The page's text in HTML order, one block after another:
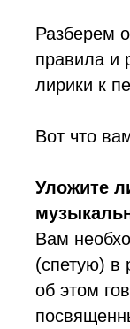
Разберем
правила и
лирики к
Вот что
Уложите
Вам
(спетую) в
об этом